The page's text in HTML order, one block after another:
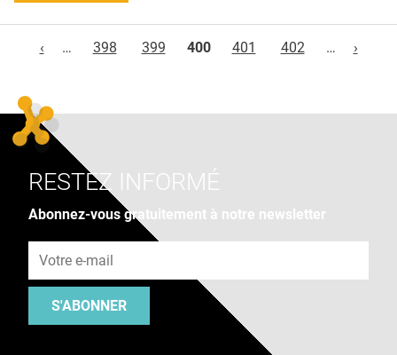
‹
… 398 399 400 401 402 … ›
RESTEZ INFORMÉ
Abonnez-vous gratuitement à notre newsletter
S'ABONNER